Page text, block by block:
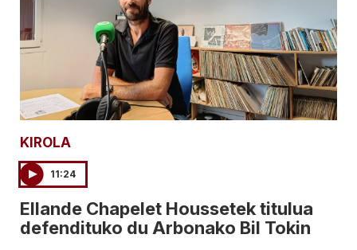
KIROLA
11:24
Ellande Chapelet Houssetek titulua
defendituko du Arbonako Bil Tokin